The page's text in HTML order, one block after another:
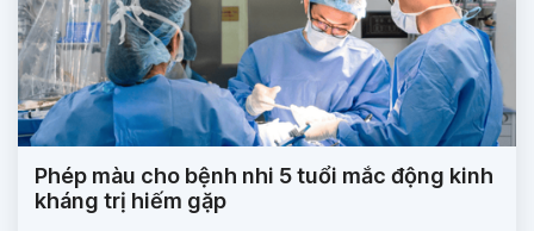
Phép màu cho bệnh nhi 5 tuổi mắc động kinh
kháng trị hiếm gặp